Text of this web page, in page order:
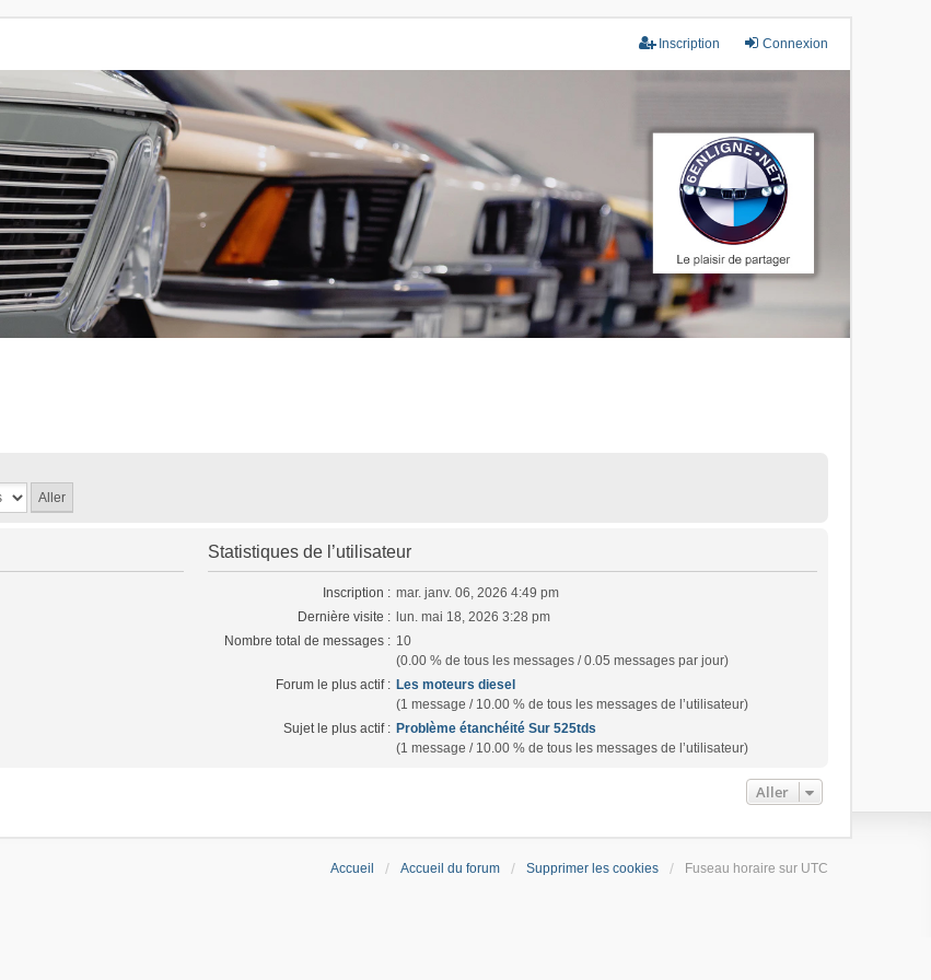
Connexion
Inscription
Statistiques de l’utilisateur
Inscription : mar. janv. 06, 2026 4:49 pm
Dernière visite : lun. mai 18, 2026 3:28 pm
Nombre total de messages : 10
(0.00 % de tous les messages / 0.05 messages par jour)
Forum le plus actif : Les moteurs diesel
(1 message / 10.00 % de tous les messages de l’utilisateur)
Sujet le plus actif : Problème étanchéité Sur 525tds
(1 message / 10.00 % de tous les messages de l’utilisateur)
Aller
Accueil Accueil du forum Supprimer les cookies Fuseau horaire sur UTC